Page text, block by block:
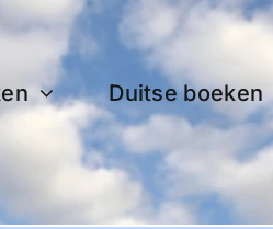
Duitse boeken